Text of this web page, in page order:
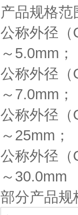
产品规格
公称外径（
～5.0mm；
公称外径（
～7.0mm；
公称外径（
～25mm；
公称外径（
～30.0mm
部分产品规